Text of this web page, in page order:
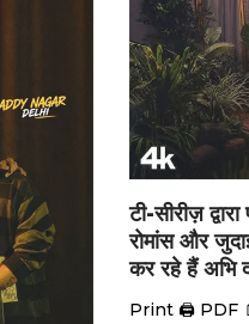
टी-सीरीज़
रोमांस और
कर रहे हैं अभि
Print 🖨 PDF 📄